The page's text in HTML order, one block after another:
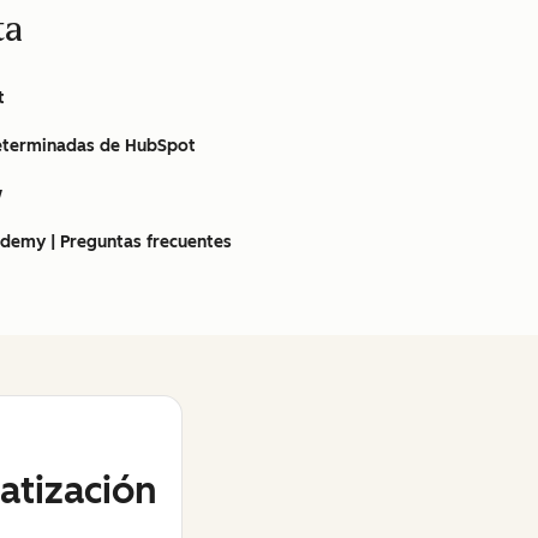
de HubSpot
| Preguntas frecuentes